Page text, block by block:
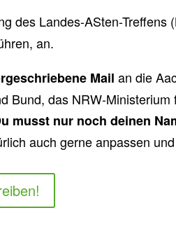
des Landes-ASten-Treffens
an.
Mail an die
Bund, das NRW-
musst nur noch deinen
auch gerne anpassen